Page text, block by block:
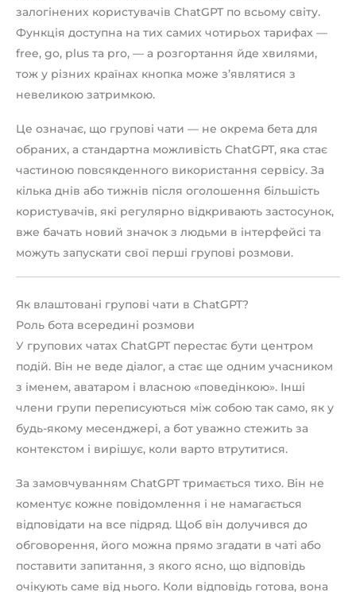
залогінених користувачів ChatGPT по всьому світу.
Функція доступна на тих самих чотирьох тарифах —
free, go, plus та pro, — а розгортання йде хвилями,
тож у різних країнах кнопка може з’являтися з
невеликою затримкою.
Це означає, що групові чати — не окрема бета для
обраних, а стандартна можливість ChatGPT, яка стає
частиною повсякденного використання сервісу. За
кілька днів або тижнів після оголошення більшість
користувачів, які регулярно відкривають застосунок,
вже бачать новий значок з людьми в інтерфейсі та
можуть запускати свої перші групові розмови.
Як влаштовані групові чати в ChatGPT?
Роль бота всередині розмови
У групових чатах ChatGPT перестає бути центром
подій. Він не веде діалог, а стає ще одним учасником
з іменем, аватаром і власною «поведінкою». Інші
члени групи переписуються між собою так само, як у
будь-якому месенджері, а бот уважно стежить за
контекстом і вирішує, коли варто втрутитися.
За замовчуванням ChatGPT тримається тихо. Він не
коментує кожне повідомлення і не намагається
відповідати на все підряд. Щоб він долучився до
обговорення, його можна прямо згадати в чаті або
поставити запитання, з якого ясно, що відповідь
очікують саме від нього. Коли відповідь готова, вона